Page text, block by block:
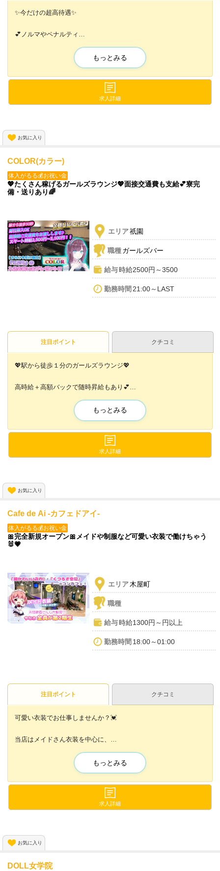
✨今だけの超高待遇✨
💕ノルマやペナルティ
売上に応じて50％バックも可能✨
✨日給10万円越え✨の子も続出💕
もっとみる
求人詳細
お気に入り
COLOR(カラー)
体入がるる💰お祝い金
💖たくさん稼げるガールズラウンジ💖面接交通費も支給💕寮完
備・送りあり🌈
エリア祇園
職種ガールズバー
給与時給2500円～3500
勤務時間 21:00～LAST
注目ポイント クチコミ
💖駅から徒歩１分のガールズラウンジ💖
高時給＋高額バックで随時昇給もあり💕
時給アップした子も多数います✨
お客様の単価も高いので、
同じ時間働いたのに他のお店より
圧倒的に稼げちゃうんですよ😍💕
もっとみる
求人詳細
お気に入り
Cafe de Ai -カフェドアイ-
体入がるる💰お祝い金
🎀完全新規オープン🎀メイドや制服など可愛い衣装で働けちゃう
🐰💗
エリア木屋町
職種
給与時給1300円～円以上
勤務時間18:00～01:00
注目ポイント クチコミ
可愛い衣装でお仕事しませんか？💓
当店はメイドさん衣装を中心に、
JK風の制服などもご用意しております😆✨
アニメのコスプレや持ち込み衣装もOK！
自分の着たい衣装で楽しく働けます🙌
お給料は働いた当日に全額お支払い✨
もっとみる
求人詳細
お気に入り
DOLL女学院